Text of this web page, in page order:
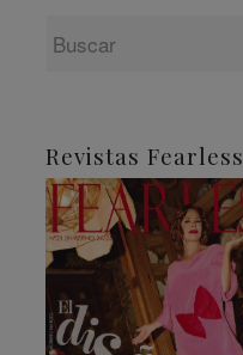
Revistas Fearless